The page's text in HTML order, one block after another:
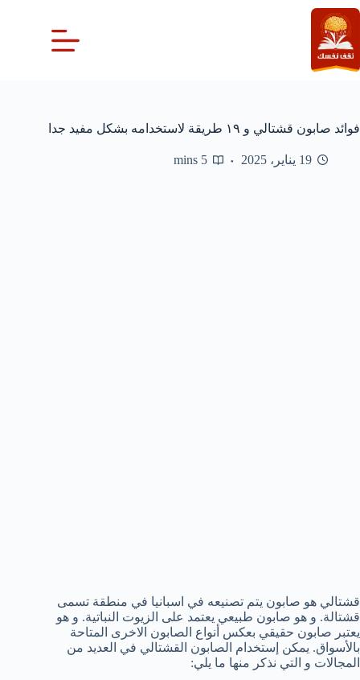
التجاوز
إلى
المحتوى
فوائد صابون قشتالي و ١٩ طريقة لاستخدامه بشكل مفيد جدا
19 يناير، 2025 5 mins
قشتالي هو صابون يتم تصنيعه في اسبانيا في منطقة تسمى
قشتالة. و هو صابون طبيعي يعتمد على الزيوت النباتية. و هو
يعتبر صابون حقيقي بعكس أنواع الصابون الاخرى المتاحة
بالأسواق. يمكن إستخدام الصابون القشتالي في العديد من
المجالات و التي نذكر منها ما يلي: